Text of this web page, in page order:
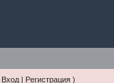
Вход| Регистрация)